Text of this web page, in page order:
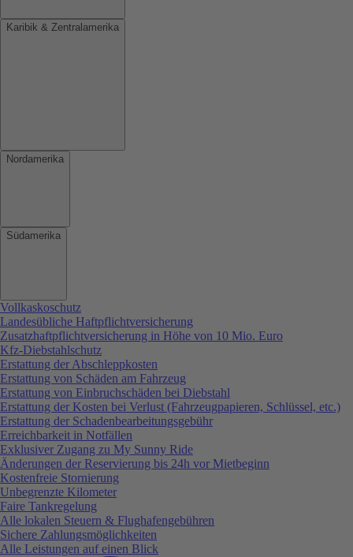
Karibik & Zentralamerika
Nordamerika
Südamerika
Vollkaskoschutz
Landesübliche Haftpflichtversicherung
Zusatzhaftpflichtversicherung in Höhe von 10 Mio. Euro
Kfz-Diebstahlschutz
Erstattung der Abschleppkosten
Erstattung von Schäden am Fahrzeug
Erstattung von Einbruchschäden bei Diebstahl
Erstattung der Kosten bei Verlust (Fahrzeugpapieren, Schlüssel, etc.)
Erstattung der Schadenbearbeitungsgebühr
Erreichbarkeit in Notfällen
Exklusiver Zugang zu My Sunny Ride
Änderungen der Reservierung bis 24h vor Mietbeginn
Kostenfreie Stornierung
Unbegrenzte Kilometer
Faire Tankregelung
Alle lokalen Steuern & Flughafengebühren
Sichere Zahlungsmöglichkeiten
Alle Leistungen auf einen Blick